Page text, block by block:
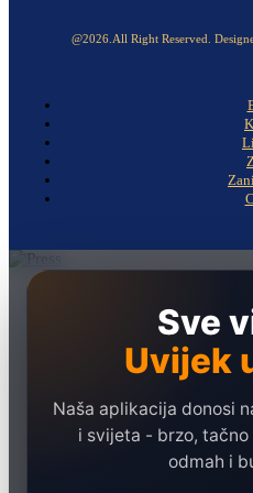
@2026.All Right Reserved.
Sve
Uvijek
Naša aplikacija donosi
i svijeta - brzo,
odmah i
Ekonomija